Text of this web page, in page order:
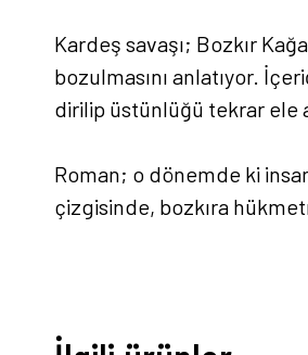
Kardeş savaşı; Bozkır
bozulmasını anlatıyor.
dirilip üstünlüğü tekrar ele
Roman; o dönemde ki
çizgisinde, bozkıra